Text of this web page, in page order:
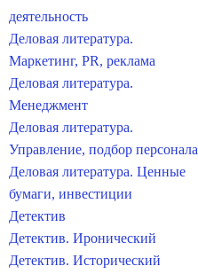
деятельность
Деловая литература.
Маркетинг, PR, реклама
Деловая литература.
Менеджмент
Деловая литература.
Управление, подбор персонала
Деловая литература. Ценные
бумаги, инвестиции
Детектив
Детектив. Иронический
Детектив. Исторический